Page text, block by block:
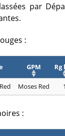
par
:
GPM Rg
Moses Red 1
: